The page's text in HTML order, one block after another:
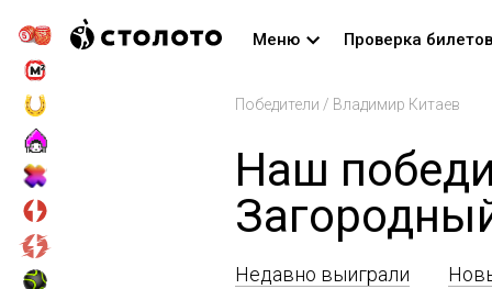
Меню Проверка билетов
Победители / Владимир Китаев
Наш
Недавно выиграли